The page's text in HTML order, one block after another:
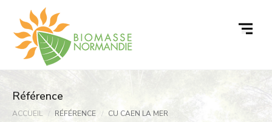
contenu
Référence
ACCUEIL RÉFÉRENCE CU CAEN LA MER